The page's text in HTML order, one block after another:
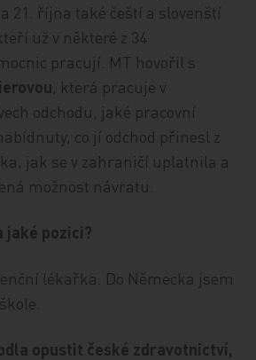
21. října také čeští a slovenští
už v některé z 34
pracují. MT hovořil s
, která pracuje v
odchodu, jaké pracovní
co jí odchod přinesl z
jak se v zahraničí uplatnila a
možnost návratu.
jaké pozici?
lékařka. Do Německa jsem
opustit české zdravotnictví,